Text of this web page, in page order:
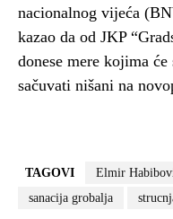
nacionalnog vijeća
kazao da od JKP
donese mere kojima
sačuvati nišani na
TAGOVI Elmir
sanacija grobalja